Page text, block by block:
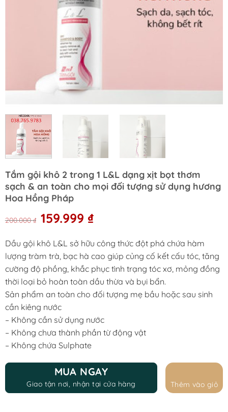
Tắm gội khô 2 trong 1 L&L dạng xịt bọt thơm
sạch & an toàn cho mọi đối tượng sử dụng hương
Hoa Hồng Pháp
200.000₫ Original
price
200.000 ₫.
159.999 ₫Current
159.999 ₫.
Dầu gội khô L&L sở hữu công thức đột phá chứa hàm
lượng tràm trà, bạc hà cao giúp củng cố kết cấu tóc, tăng
cường độ phồng, khắc phục tình trạng tóc xơ, mỏng đồng
thời loại bỏ hoàn toàn dầu thừa và bụi bẩn.
Sản phẩm an toàn cho đối tượng mẹ bầu hoặc sau sinh
cần kiêng nước
– Không cần sử dụng nước
– Không chưa thành phần từ động vật
– Không chứa Sulphate
MUA NGAY
Giao tận nơi, nhận tại cửa hàng Thêm vào giỏ